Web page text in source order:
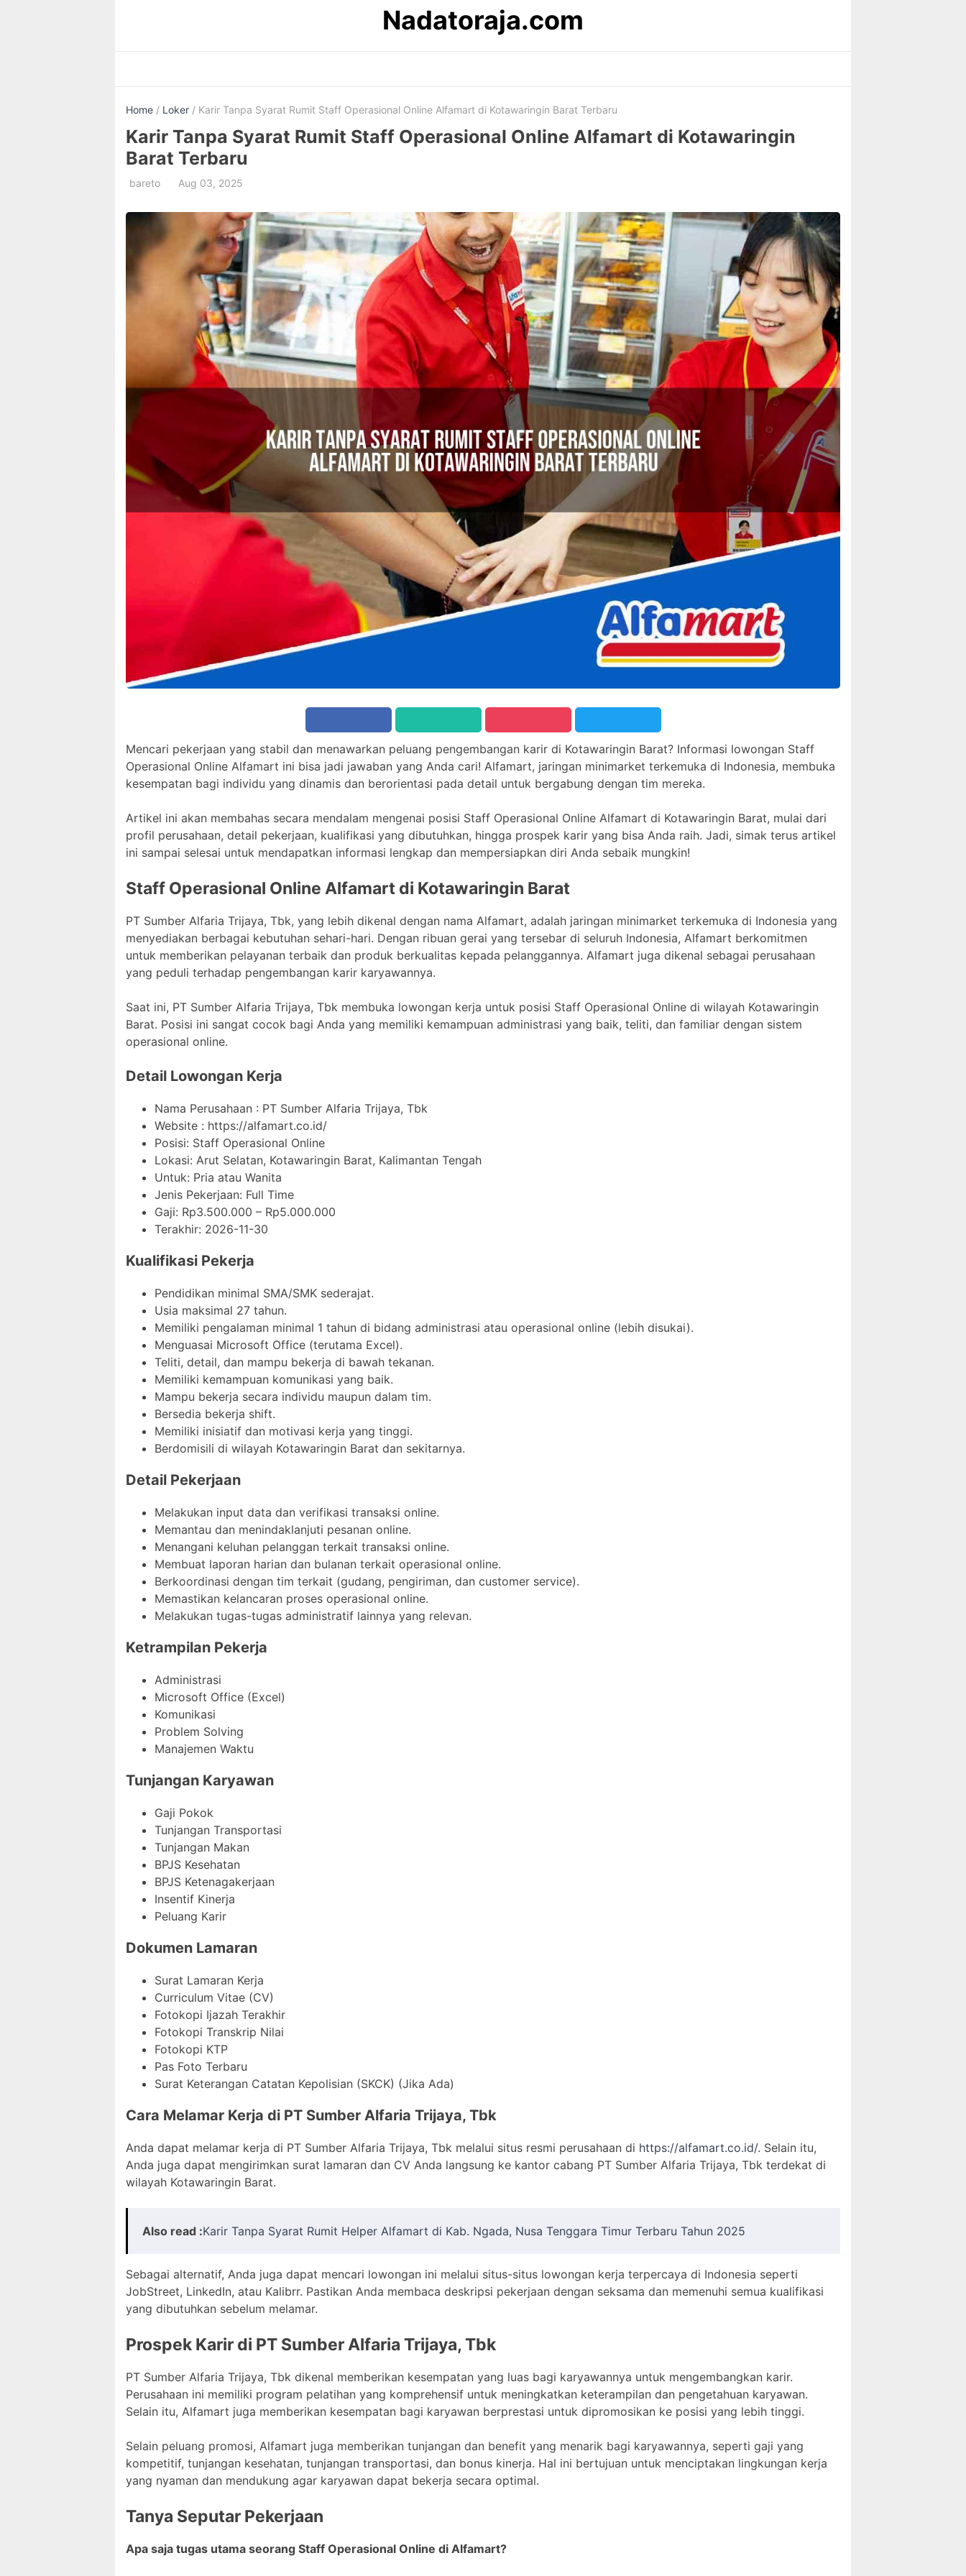
Nadatoraja.com
Home / Loker / Karir Tanpa Syarat Rumit Staff Operasional Online Alfamart di Kotawaringin Barat Terbaru
Karir Tanpa Syarat Rumit Staff Operasional Online Alfamart di Kotawaringin
Barat Terbaru
bareto Aug 03, 2025
Mencari pekerjaan yang stabil dan menawarkan peluang pengembangan karir di Kotawaringin Barat? Informasi lowongan Staff
Operasional Online Alfamart ini bisa jadi jawaban yang Anda cari! Alfamart, jaringan minimarket terkemuka di Indonesia, membuka
kesempatan bagi individu yang dinamis dan berorientasi pada detail untuk bergabung dengan tim mereka.
Artikel ini akan membahas secara mendalam mengenai posisi Staff Operasional Online Alfamart di Kotawaringin Barat, mulai dari
profil perusahaan, detail pekerjaan, kualifikasi yang dibutuhkan, hingga prospek karir yang bisa Anda raih. Jadi, simak terus artikel
ini sampai selesai untuk mendapatkan informasi lengkap dan mempersiapkan diri Anda sebaik mungkin!
Staff Operasional Online Alfamart di Kotawaringin Barat
PT Sumber Alfaria Trijaya, Tbk, yang lebih dikenal dengan nama Alfamart, adalah jaringan minimarket terkemuka di Indonesia yang
menyediakan berbagai kebutuhan sehari-hari. Dengan ribuan gerai yang tersebar di seluruh Indonesia, Alfamart berkomitmen
untuk memberikan pelayanan terbaik dan produk berkualitas kepada pelanggannya. Alfamart juga dikenal sebagai perusahaan
yang peduli terhadap pengembangan karir karyawannya.
Saat ini, PT Sumber Alfaria Trijaya, Tbk membuka lowongan kerja untuk posisi Staff Operasional Online di wilayah Kotawaringin
Barat. Posisi ini sangat cocok bagi Anda yang memiliki kemampuan administrasi yang baik, teliti, dan familiar dengan sistem
operasional online.
Detail Lowongan Kerja
Nama Perusahaan : PT Sumber Alfaria Trijaya, Tbk
Website : https://alfamart.co.id/
Posisi: Staff Operasional Online
Lokasi: Arut Selatan, Kotawaringin Barat, Kalimantan Tengah
Untuk: Pria atau Wanita
Jenis Pekerjaan: Full Time
Gaji: Rp3.500.000 – Rp5.000.000
Terakhir: 2026-11-30
Kualifikasi Pekerja
Pendidikan minimal SMA/SMK sederajat.
Usia maksimal 27 tahun.
Memiliki pengalaman minimal 1 tahun di bidang administrasi atau operasional online (lebih disukai).
Menguasai Microsoft Office (terutama Excel).
Teliti, detail, dan mampu bekerja di bawah tekanan.
Memiliki kemampuan komunikasi yang baik.
Mampu bekerja secara individu maupun dalam tim.
Bersedia bekerja shift.
Memiliki inisiatif dan motivasi kerja yang tinggi.
Berdomisili di wilayah Kotawaringin Barat dan sekitarnya.
Detail Pekerjaan
Melakukan input data dan verifikasi transaksi online.
Memantau dan menindaklanjuti pesanan online.
Menangani keluhan pelanggan terkait transaksi online.
Membuat laporan harian dan bulanan terkait operasional online.
Berkoordinasi dengan tim terkait (gudang, pengiriman, dan customer service).
Memastikan kelancaran proses operasional online.
Melakukan tugas-tugas administratif lainnya yang relevan.
Ketrampilan Pekerja
Administrasi
Microsoft Office (Excel)
Komunikasi
Problem Solving
Manajemen Waktu
Tunjangan Karyawan
Gaji Pokok
Tunjangan Transportasi
Tunjangan Makan
BPJS Kesehatan
BPJS Ketenagakerjaan
Insentif Kinerja
Peluang Karir
Dokumen Lamaran
Surat Lamaran Kerja
Curriculum Vitae (CV)
Fotokopi Ijazah Terakhir
Fotokopi Transkrip Nilai
Fotokopi KTP
Pas Foto Terbaru
Surat Keterangan Catatan Kepolisian (SKCK) (Jika Ada)
Cara Melamar Kerja di PT Sumber Alfaria Trijaya, Tbk
Anda dapat melamar kerja di PT Sumber Alfaria Trijaya, Tbk melalui situs resmi perusahaan di https://alfamart.co.id/. Selain itu,
Anda juga dapat mengirimkan surat lamaran dan CV Anda langsung ke kantor cabang PT Sumber Alfaria Trijaya, Tbk terdekat di
wilayah Kotawaringin Barat.
Also read :Karir Tanpa Syarat Rumit Helper Alfamart di Kab. Ngada, Nusa Tenggara Timur Terbaru Tahun 2025
Sebagai alternatif, Anda juga dapat mencari lowongan ini melalui situs-situs lowongan kerja terpercaya di Indonesia seperti
JobStreet, LinkedIn, atau Kalibrr. Pastikan Anda membaca deskripsi pekerjaan dengan seksama dan memenuhi semua kualifikasi
yang dibutuhkan sebelum melamar.
Prospek Karir di PT Sumber Alfaria Trijaya, Tbk
PT Sumber Alfaria Trijaya, Tbk dikenal memberikan kesempatan yang luas bagi karyawannya untuk mengembangkan karir.
Perusahaan ini memiliki program pelatihan yang komprehensif untuk meningkatkan keterampilan dan pengetahuan karyawan.
Selain itu, Alfamart juga memberikan kesempatan bagi karyawan berprestasi untuk dipromosikan ke posisi yang lebih tinggi.
Selain peluang promosi, Alfamart juga memberikan tunjangan dan benefit yang menarik bagi karyawannya, seperti gaji yang
kompetitif, tunjangan kesehatan, tunjangan transportasi, dan bonus kinerja. Hal ini bertujuan untuk menciptakan lingkungan kerja
yang nyaman dan mendukung agar karyawan dapat bekerja secara optimal.
Tanya Seputar Pekerjaan
Apa saja tugas utama seorang Staff Operasional Online di Alfamart?